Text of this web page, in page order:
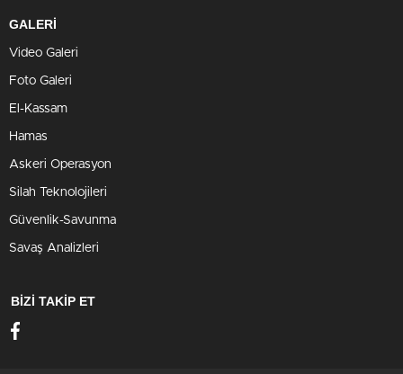
GALERİ
Video Galeri
Foto Galeri
El-Kassam
Hamas
Askeri Operasyon
Silah Teknolojileri
Güvenlik-Savunma
Savaş Analizleri
BİZİ TAKİP ET